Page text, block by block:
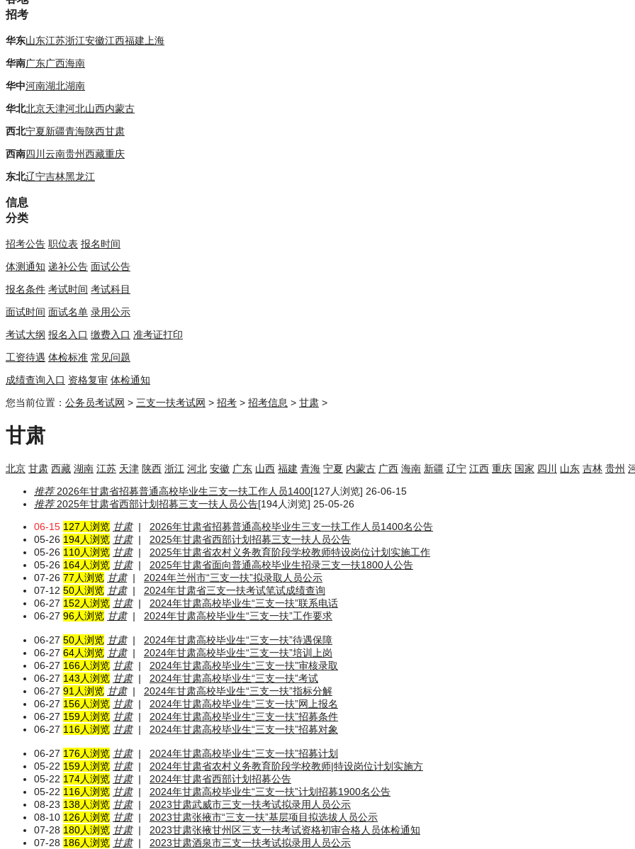
招考
华东山东江苏浙江安徽江西福建 上海
华南广东广西海南
华中河南湖北湖南
华北北京天津河北山西内蒙古
西北宁夏新疆青海陕西甘肃
西南四川 云南贵州西藏重庆
东北辽宁吉林黑龙江
信息
分类
招考公告 职位表 报名时间
体测通知 递补公告 面试公告
报名条件 考试时间 考试科目
面试时间 面试名单 录用公示
考试大纲 报名入口 缴费入口 准考证打印
工资待遇 体检标准 常见问题
成绩查询入口 资格复审 体检通知
您当前位置： 公务员考试网 > 三支一扶考试网 > 招考 > 招考信息 > 甘肃 >
甘肃
北京 甘肃 西藏 湖南 江苏 天津 陕西 浙江 河北 安徽 广东 山西 福建 青海 宁夏 内蒙古 广西 海南 新疆 辽宁 江西 重庆 国家 四川 山东 吉林 贵州
推荐2026年甘肃省招募普通高校毕业生三支一扶工作人员1400[127人浏览] 26-06-15
推荐2025年甘肃省西部计划招募三支一扶人员公告[194人浏览] 25-05-26
06-15 127人浏览 甘肃|
2026年甘肃省招募普通高校毕业生三支一扶工作人员1400名公告
05-26 194人浏览 甘肃|
2025年甘肃省西部计划招募三支一扶人员公告
05-26 110人浏览 甘肃|
2025年甘肃省农村义务教育阶段学校教师特设岗位计划实施工作
05-26 164人浏览 甘肃|
2025年甘肃省面向普通高校毕业生招录三支一扶1800人公告
07-26 77人浏览 甘肃|
2024年兰州市“三支一扶”拟录取人员公示
07-12 50人浏览 甘肃|
2024年甘肃省三支一扶考试笔试成绩查询
06-27 152人浏览 甘肃|
2024年甘肃高校毕业生“三支一扶”联系电话
06-27 96人浏览 甘肃| 2024年甘肃高校毕业生“三支一扶”工作要求
06-27 50人浏览 甘肃|
2024年甘肃高校毕业生“三支一扶”待遇保障
06-27 64人浏览 甘肃|
2024年甘肃高校毕业生“三支一扶”培训上岗
06-27 166人浏览 甘肃|
2024年甘肃高校毕业生“三支一扶”审核录取
06-27 143人浏览 甘肃|
2024年甘肃高校毕业生“三支一扶”考试
06-27 91人浏览 甘肃|
2024年甘肃高校毕业生“三支一扶”指标分解
06-27 156人浏览 甘肃|
2024年甘肃高校毕业生“三支一扶”网上报名
06-27 159人浏览 甘肃|
2024年甘肃高校毕业生“三支一扶”招募条件
06-27 116人浏览 甘肃| 2024年甘肃高校毕业生“三支一扶”招募对象
06-27 176人浏览 甘肃|
2024年甘肃高校毕业生“三支一扶”招募计划
05-22 159人浏览 甘肃|
2024年甘肃省农村义务教育阶段学校教师|特设岗位计划实施方
05-22 174人浏览 甘肃|
2024年甘肃省西部计划招募公告
05-22 116人浏览 甘肃|
2024年甘肃高校毕业生“三支一扶”计划招募1900名公告
08-23 138人浏览 甘肃|
2023甘肃武威市三支一扶考试拟录用人员公示
08-10 126人浏览 甘肃|
2023甘肃张掖市“三支一扶”基层项目拟选拔人员公示
07-28 180人浏览 甘肃|
2023甘肃张掖甘州区三支一扶考试资格初审合格人员体检通知
07-28 186人浏览 甘肃| 2023甘肃酒泉市三支一扶考试拟录用人员公示